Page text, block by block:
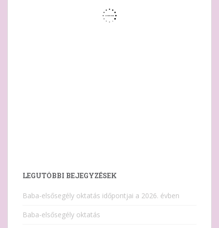
LEGUTÓBBI BEJEGYZÉSEK
Baba-elsősegély oktatás időpontjai a 2026. évben
Baba-elsősegély oktatás